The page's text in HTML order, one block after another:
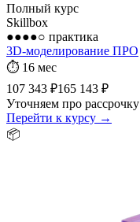
Полный курс
Skillbox
●●●●○ практика
3D-моделирование ПРО
⏱ 16 мес
107 343 ₽165 143 ₽
Уточняем про рассрочку
Перейти к курсу →
📦